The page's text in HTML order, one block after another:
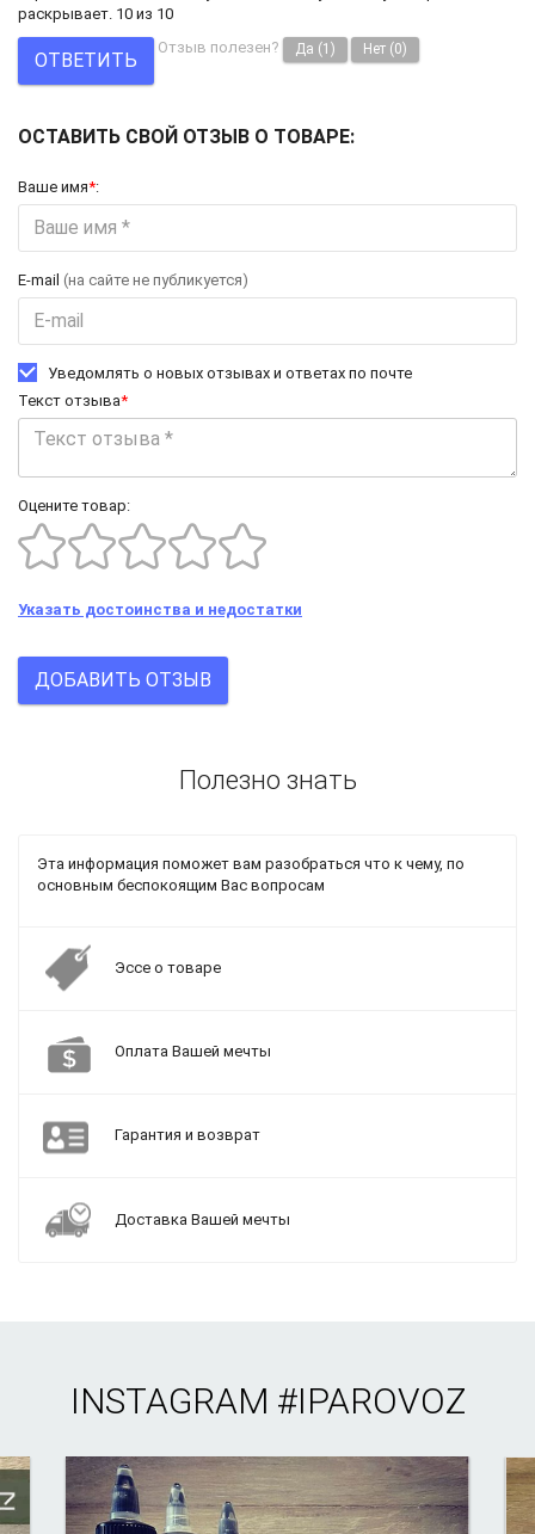
раскрывает. 10 из 10
ОТВЕТИТЬ
Отзыв полезен? Да (1) Нет (0)
ОСТАВИТЬ СВОЙ ОТЗЫВ О ТОВАРЕ:
Ваше имя*:
E-mail (на сайте не публикуется)
Уведомлять о новых отзывах и ответах по почте
Текст отзыва*
Оцените товар:
Указать достоинства и недостатки
ДОБАВИТЬ ОТЗЫВ
Полезно знать
Эта информация поможет вам разобраться что к чему, по
основным беспокоящим Вас вопросам
Эссе о товаре
Оплата Вашей мечты
Гарантия и возврат
Доставка Вашей мечты
INSTAGRAM #IPAROVOZ